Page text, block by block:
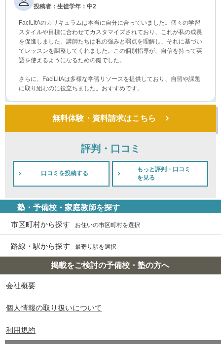
投稿者：生徒学年：中2
FaciLitAのカリキュラムは本当に自分に合っていました。個々の学習
スタイルや目標に合わせてカスタマイズされており、これが私の成長
を促進しました。講師たちは私の強みと弱点を理解し、それに基づい
てレッスンを調整してくれました。この個別指導が、自信を持って英
語を使えるようになるための鍵でした。
さらに、FaciLitAは多様な学習リソースを提供しており、自習や課題
に取り組むのに役立ちました。おすすめです。
無料体験・資料請求はこちら
評判・口コミ
口コミを投稿する
もっと評判・口コミ
を見る
塾・予備校・家庭教師を探す
市区町村から探す お住いの市区町村を選択
路線・駅から探す 最寄り駅を選択
掲載をご検討の予備校・塾の方へ
会社概要
個人情報の取り扱いについて
利用規約